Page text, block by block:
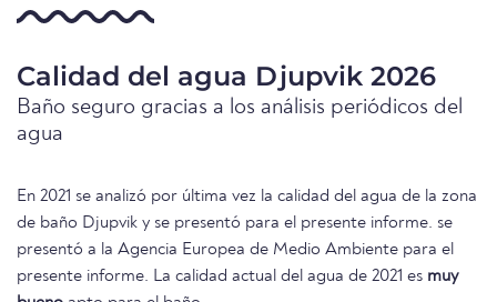
Calidad del agua Djupvik 2026
Baño seguro gracias a los análisis periódicos del
agua
En 2021 se analizó por última vez la calidad del agua de la zona
de baño Djupvik y se presentó para el presente informe. se
presentó a la Agencia Europea de Medio Ambiente para el
presente informe. La calidad actual del agua de 2021 es muy